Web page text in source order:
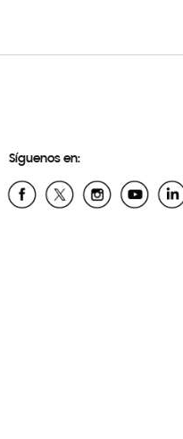
Síguenos en: